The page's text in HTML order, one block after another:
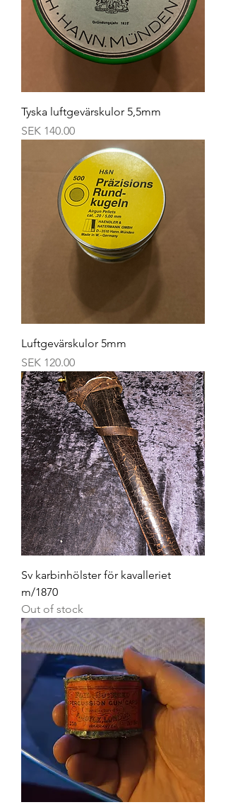
Tyska luftgevärskulor 5,5mm
Price
SEK 140.00
Luftgevärskulor 5mm
Price
SEK 120.00
Sv karbinhölster för kavalleriet
m/1870
Out of stock